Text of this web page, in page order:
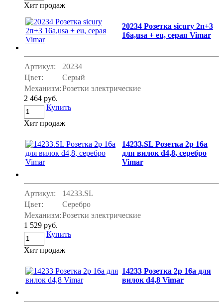
Хит продаж
20234 Розетка sicury 2п+3
16а,usa + eu, серая Vimar
Артикул:
20234
Цвет:
Серый
Механизм:Розетки электрические
2 464 руб.
Купить
Хит продаж
14233.SL Розетка 2p 16a
для вилок d4,8, серебро
Vimar
Артикул:
14233.SL
Цвет:
Серебро
Механизм:Розетки электрические
1 529 руб.
Купить
Хит продаж
14233 Розетка 2p 16a для
вилок d4,8 Vimar